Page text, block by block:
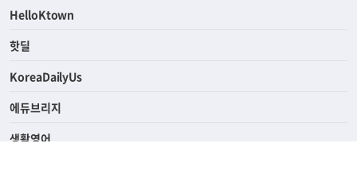
ASK미국
HelloKtown
핫딜
KoreaDailyUs
에듀브리지